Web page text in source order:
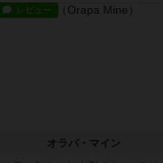
レビュー
オラパ・マイン